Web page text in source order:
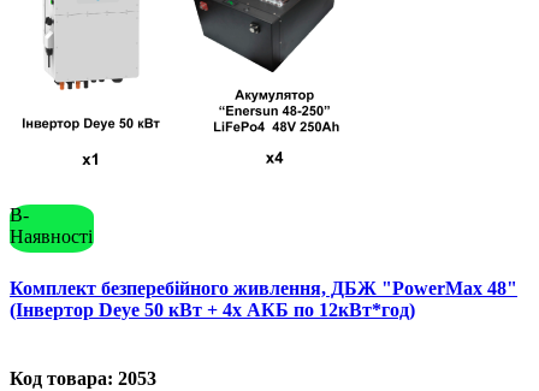
В-
Наявності
Комплект безперебійного живлення, ДБЖ "PowerMax 48"
(Інвертор Deye 50 кВт + 4x АКБ по 12кВт*год)
Код товара: 2053